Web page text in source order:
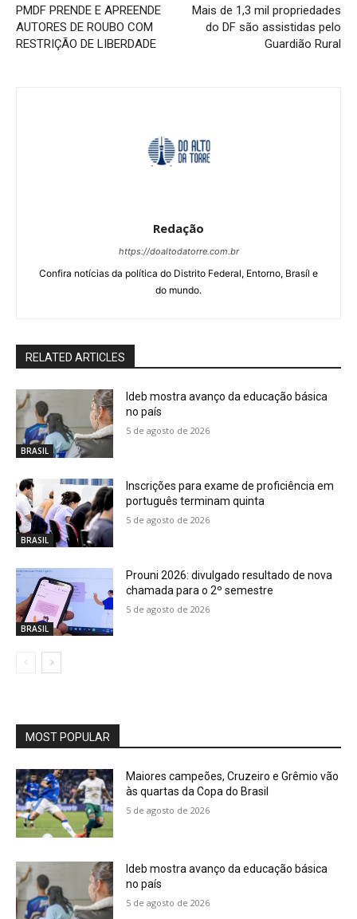
PMDF PRENDE E APREENDE
AUTORES DE ROUBO COM
RESTRIÇÃO DE LIBERDADE
Mais de 1,3 mil propriedades
do DF são assistidas pelo
Guardião Rural
Redação
https://doaltodatorre.com.br
Confira notícias da política do Distrito Federal, Entorno, Brasíl e
do mundo.
RELATED ARTICLES
BRASIL
Ideb mostra avanço da educação básica
no país
5 de agosto de 2026
BRASIL
Inscrições para exame de proficiência em
português terminam quinta
5 de agosto de 2026
BRASIL
Prouni 2026: divulgado resultado de nova
chamada para o 2º semestre
5 de agosto de 2026
MOST POPULAR
Maiores campeões, Cruzeiro e Grêmio vão
às quartas da Copa do Brasil
5 de agosto de 2026
Ideb mostra avanço da educação básica
no país
5 de agosto de 2026